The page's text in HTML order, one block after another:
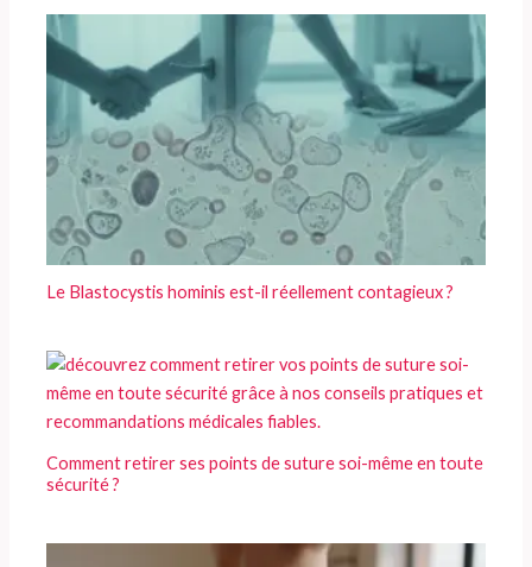
Le Blastocystis hominis est-il réellement contagieux ?
Comment retirer ses points de suture soi-même en toute
sécurité ?